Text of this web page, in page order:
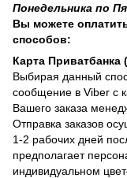
Понедельника по
Вы можете
способов:
Карта Приватбанка
Выбирая данный
сообщение в Viber с
Вашего заказа
Отправка заказов
1-2 рабочих дней
предполагает
индивидуальном